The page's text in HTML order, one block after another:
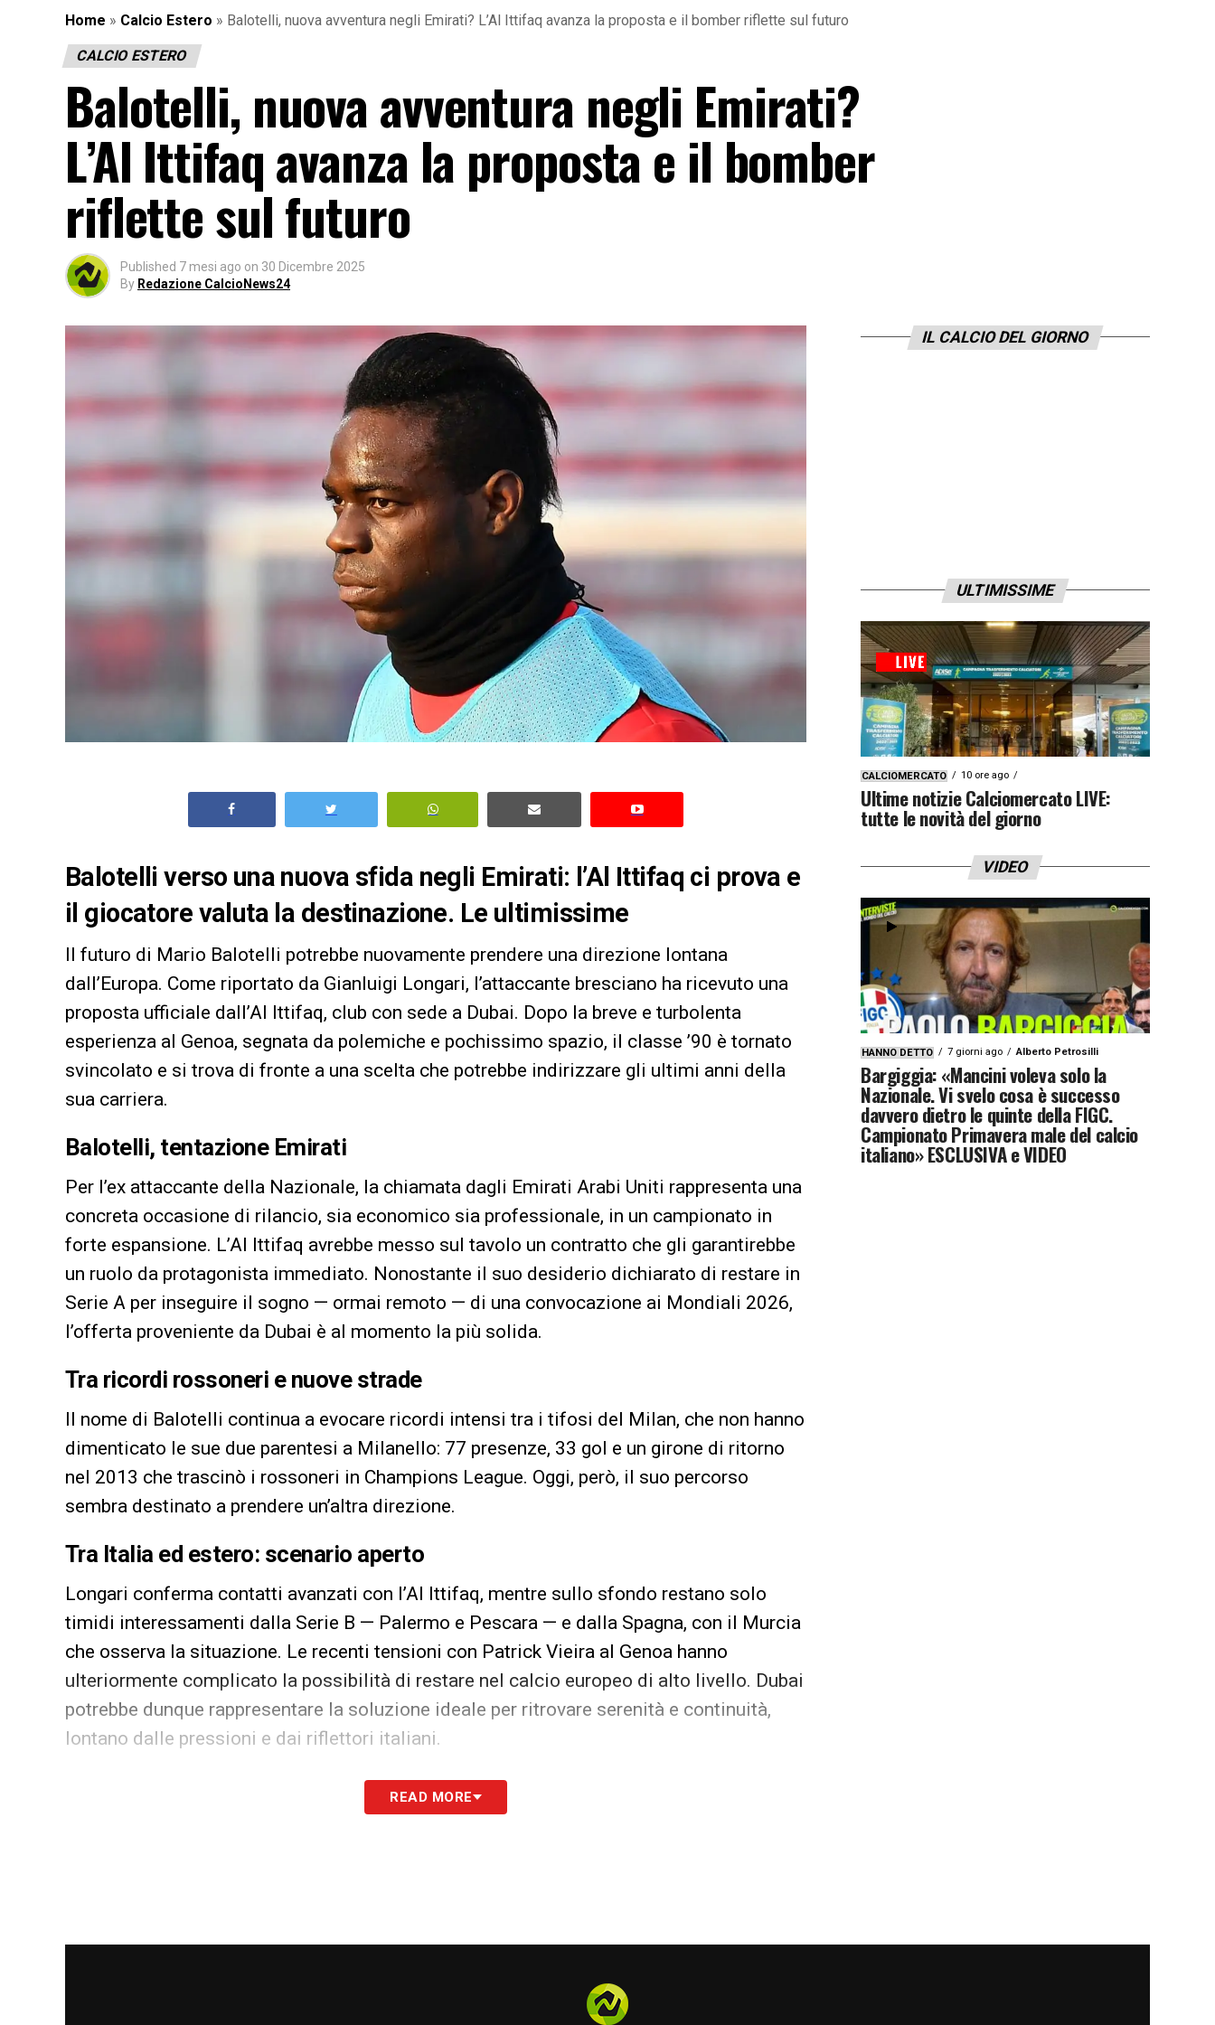
Home » Calcio Estero » Balotelli, nuova avventura negli Emirati? L’Al Ittifaq avanza la proposta e il bomber riflette sul futuro
CALCIO ESTERO
Balotelli, nuova avventura negli Emirati?
L’Al Ittifaq avanza la proposta e il bomber
riflette sul futuro
Published 7 mesi ago on 30 Dicembre 2025
By Redazione CalcioNews24
Balotelli verso una nuova sfida negli Emirati: l’Al Ittifaq ci prova e
il giocatore valuta la destinazione. Le ultimissime
Il futuro di Mario Balotelli potrebbe nuovamente prendere una direzione lontana
dall’Europa. Come riportato da Gianluigi Longari, l’attaccante bresciano ha ricevuto una
proposta ufficiale dall’Al Ittifaq, club con sede a Dubai. Dopo la breve e turbolenta
esperienza al Genoa, segnata da polemiche e pochissimo spazio, il classe ’90 è tornato
svincolato e si trova di fronte a una scelta che potrebbe indirizzare gli ultimi anni della
sua carriera.
Balotelli, tentazione Emirati
Per l’ex attaccante della Nazionale, la chiamata dagli Emirati Arabi Uniti rappresenta una
concreta occasione di rilancio, sia economico sia professionale, in un campionato in
forte espansione. L’Al Ittifaq avrebbe messo sul tavolo un contratto che gli garantirebbe
un ruolo da protagonista immediato. Nonostante il suo desiderio dichiarato di restare in
Serie A per inseguire il sogno — ormai remoto — di una convocazione ai Mondiali 2026,
l’offerta proveniente da Dubai è al momento la più solida.
Tra ricordi rossoneri e nuove strade
Il nome di Balotelli continua a evocare ricordi intensi tra i tifosi del Milan, che non hanno
dimenticato le sue due parentesi a Milanello: 77 presenze, 33 gol e un girone di ritorno
nel 2013 che trascinò i rossoneri in Champions League. Oggi, però, il suo percorso
sembra destinato a prendere un’altra direzione.
Tra Italia ed estero: scenario aperto
Longari conferma contatti avanzati con l’Al Ittifaq, mentre sullo sfondo restano solo
timidi interessamenti dalla Serie B — Palermo e Pescara — e dalla Spagna, con il Murcia
che osserva la situazione. Le recenti tensioni con Patrick Vieira al Genoa hanno
ulteriormente complicato la possibilità di restare nel calcio europeo di alto livello. Dubai
potrebbe dunque rappresentare la soluzione ideale per ritrovare serenità e continuità,
lontano dalle pressioni e dai riflettori italiani.
Ultime notizie Calciomercato LIVE: tutte le novità del giorno
READ MORE
IL CALCIO DEL GIORNO
ULTIMISSIME
CALCIOMERCATO 10 ore ago
Ultime notizie Calciomercato LIVE:
tutte le novità del giorno
VIDEO
HANNO DETTO 7 giorni ago Alberto Petrosilli
Bargiggia: «Mancini voleva solo la
Nazionale. Vi svelo cosa è successo
davvero dietro le quinte della FIGC.
Campionato Primavera male del calcio
italiano» ESCLUSIVA e VIDEO